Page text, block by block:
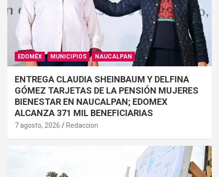
EDOMÉX MUNICIPIOS NAUCALPAN
ENTREGA CLAUDIA SHEINBAUM Y DELFINA
GÓMEZ TARJETAS DE LA PENSIÓN MUJERES
BIENESTAR EN NAUCALPAN; EDOMEX
ALCANZA 371 MIL BENEFICIARIAS
7 agosto, 2026 Redaccion